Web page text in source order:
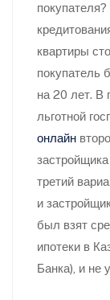
квартиры
покупатель
на 20 лет. В
льготной
онлайн
третий
и
был взят
ипотеки в
Банка), и не